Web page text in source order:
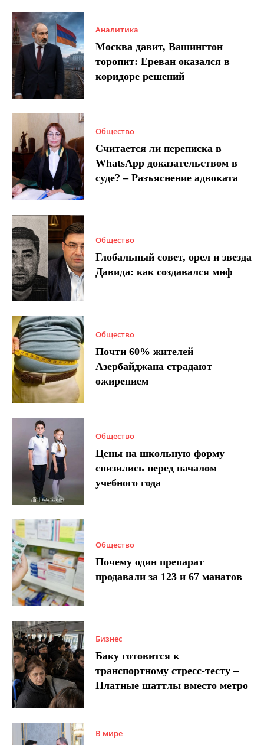
Аналитика
Москва давит, Вашингтон
торопит: Ереван оказался в
коридоре решений
Общество
Считается ли переписка в
WhatsApp доказательством в
суде? – Разъяснение адвоката
Общество
Глобальный совет, орел и звезда
Давида: как создавался миф
Общество
Почти 60% жителей
Азербайджана страдают
ожирением
Общество
Цены на школьную форму
снизились перед началом
учебного года
Общество
Почему один препарат
продавали за 123 и 67 манатов
Бизнес
Баку готовится к
транспортному стресс-тесту –
Платные шаттлы вместо метро
В мире